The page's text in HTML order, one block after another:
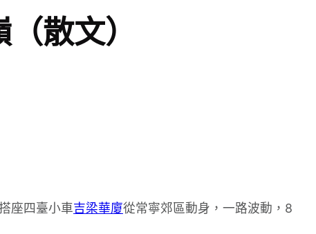
散文）
座四臺小車吉梁華廈從常寧郊區動身，一路波動，8